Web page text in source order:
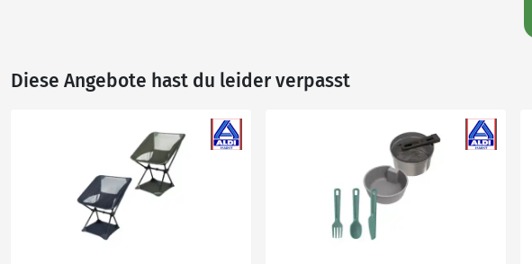
Diese Angebote hast du leider verpasst